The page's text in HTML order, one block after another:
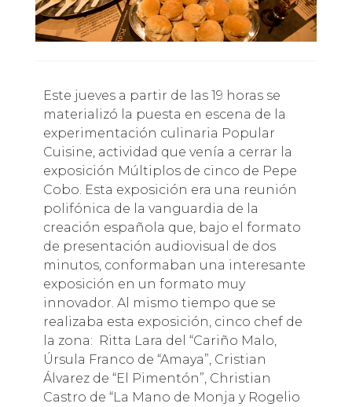
Este jueves a partir de las 19 horas se
materializó la puesta en escena de la
experimentación culinaria Popular
Cuisine, actividad que venía a cerrar la
exposición Múltiplos de cinco de Pepe
Cobo. Esta exposición era una reunión
polifónica de la vanguardia de la
creación española que, bajo el formato
de presentación audiovisual de dos
minutos, conformaban una interesante
exposición en un formato muy
innovador. Al mismo tiempo que se
realizaba esta exposición, cinco chef de
la zona: Ritta Lara del “Cariño Malo,
Úrsula Franco de “Amaya”, Cristian
Álvarez de “El Pimentón”, Christian
Castro de “La Mano de Monja y Rogelio